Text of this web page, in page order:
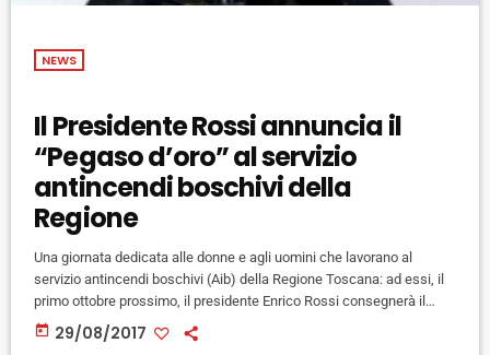
NEWS
Il Presidente Rossi annuncia il
“Pegaso d’oro” al servizio
antincendi boschivi della
Regione
Una giornata dedicata alle donne e agli uomini che lavorano al
servizio antincendi boschivi (Aib) della Regione Toscana: ad essi, il
primo ottobre prossimo, il presidente Enrico Rossi consegnerà il
Pegaso d'oro, "per ringraziarli a nome di tutta la comunità regionale
del lavoro che svolgono quotidianamente contro gli incendi, a difesa
today 29/08/2017